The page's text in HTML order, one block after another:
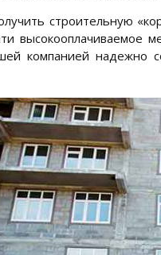
строительную
высокооплачиваемое
компанией надежно